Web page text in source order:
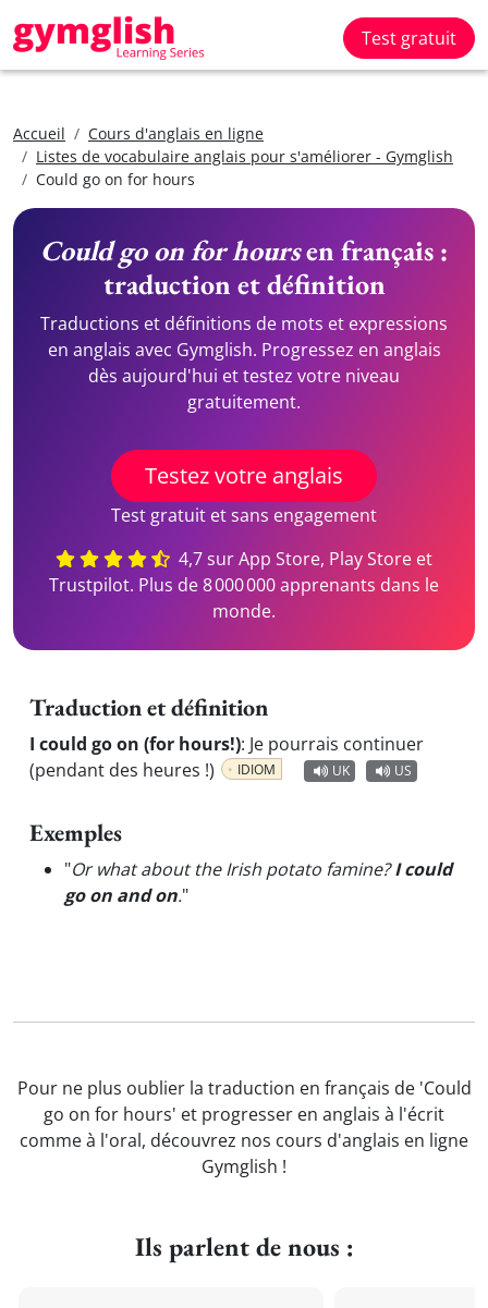
Test gratuit
Accueil
Cours d'anglais en ligne
Listes de vocabulaire anglais pour s'améliorer - Gymglish
Could go on for hours
Could go on for hoursen français :
traduction et définition
Traductions et définitions de mots et expressions
en anglais avec Gymglish. Progressez en anglais
dès aujourd'hui et testez votre niveau
gratuitement.
Testez votre anglais
Test gratuit et sans engagement
4,7 sur App Store, Play Store et
Trustpilot. Plus de 8 000 000 apprenants dans le
monde.
Traduction et définition
I could go on (for hours!): Je pourrais continuer
(pendant des heures !)
IDIOM UK US
Exemples
"Or what about the Irish potato famine?I could
go on and on."
Pour ne plus oublier la traduction en français de 'Could
go on for hours' et progresser en anglais à l'écrit
comme à l'oral, découvrez nos cours d'anglais en ligne
Gymglish !
Ils parlent de nous :